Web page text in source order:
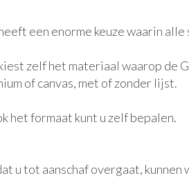
een enorme keuze waarin
zelf het materiaal waarop de
of canvas, met of zonder lijst.
het formaat kunt u zelf bepalen.
u tot aanschaf overgaat,